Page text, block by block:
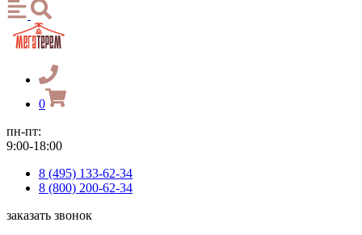
0
пн-пт:
9:00-18:00
8 (495) 133-62-34
8 (800) 200-62-34
заказать звонок